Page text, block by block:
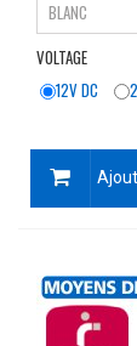
VOLTAGE
12V DC